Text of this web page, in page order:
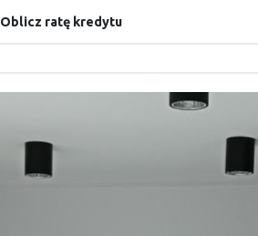
Oblicz ratę kredytu